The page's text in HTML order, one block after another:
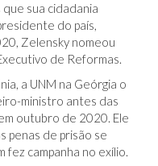
sua cidadania
do país,
Zelensky nomeou
de Reformas.
a UNM na Geórgia o
ministro antes das
outubro de 2020. Ele
penas de prisão se
fez campanha no exílio.